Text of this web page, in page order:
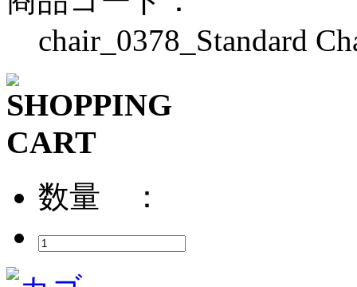
chair_0378_Standard
数量 ：